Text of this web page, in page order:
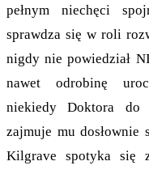
pełnym niechęci
sprawdza się w roli
nigdy nie powiedział
nawet odrobinę
niekiedy Doktora do
zajmuje mu
Kilgrave spotyka się